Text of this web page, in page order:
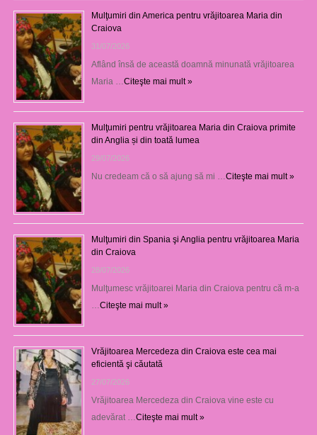
Mulţumiri din America pentru vrăjitoarea Maria din
Craiova
31/07/2026
Aflând însă de această doamnă minunată vrăjitoarea
Maria … Citeşte mai mult »
Mulţumiri pentru vrăjitoarea Maria din Craiova primite
din Anglia și din toată lumea
29/07/2026
Nu credeam că o să ajung să mi … Citeşte mai mult »
Mulţumiri din Spania şi Anglia pentru vrăjitoarea Maria
din Craiova
28/07/2026
Mulţumesc vrăjitoarei Maria din Craiova pentru că m-a
Citeşte mai mult »
Vrăjitoarea Mercedeza din Craiova este cea mai
eficientă şi căutată
27/07/2026
Vrăjitoarea Mercedeza din Craiova vine este cu
adevărat … Citeşte mai mult »